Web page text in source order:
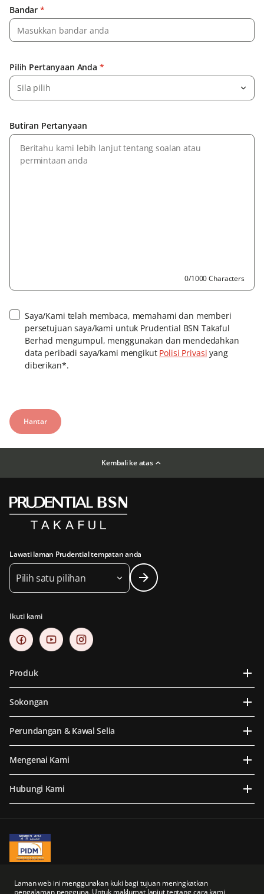
Laman web ini menggunakan kuki bagi tujuan meningkatkan
pengalaman pengguna. Untuk maklumat lanjut tentang cara kami
Bandar *
Pilih Pertanyaan Anda *
Sila pilih
Butiran Pertanyaan
0/1000 Characters
Saya/Kami telah membaca, memahami dan memberi
persetujuan saya/kami untuk Prudential BSN Takaful
Berhad mengumpul, menggunakan dan mendedahkan
data peribadi saya/kami mengikut Polisi Privasi yang
diberikan*.
Kembali ke atas
Lawati laman Prudential tempatan anda
Pilih satu pilihan
Ikuti kami
Produk
Sokongan
Perundangan & Kawal Selia
Mengenai Kami
Hubungi Kami